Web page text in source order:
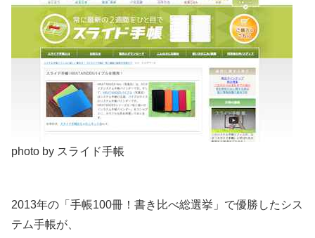
photo by スライド手帳
2013年の「手帳100冊！書き比べ総選挙」で優勝したシス
テム手帳が、